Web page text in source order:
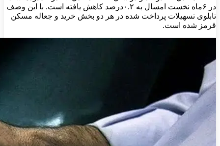
در ۶ماه نخست امسال به ۰.۲‌درصد کاهش یافته است. با این وصف
تابلوی تسهیلات پرداخت شده در هر دو بخش خرید و جعاله مسکن
قرمز شده است.